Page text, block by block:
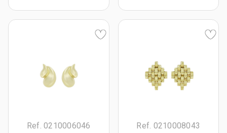
Ref. 0210006046 Ref. 0210008043